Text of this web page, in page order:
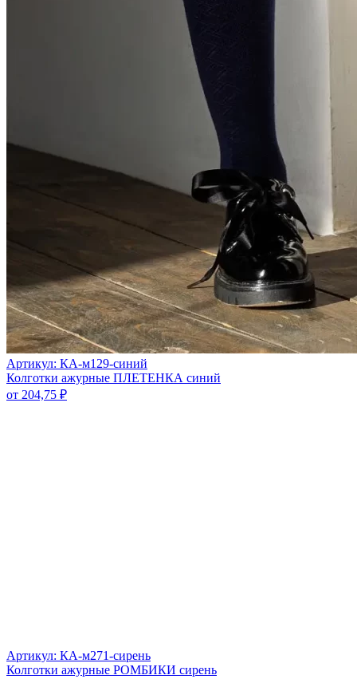
Артикул: КА-м129-синий
Колготки ажурные ПЛЕТЕНКА синий
от 204,75 ₽
Артикул: КА-м271-сирень
Колготки ажурные РОМБИКИ сирень